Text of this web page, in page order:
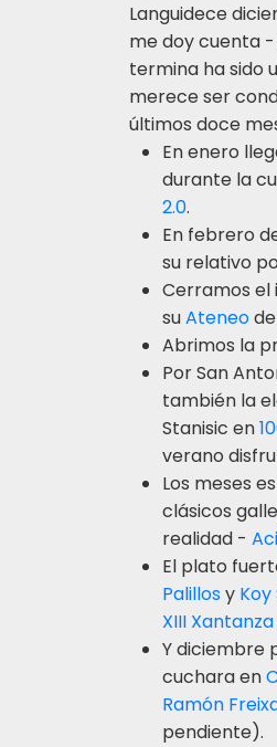
Languidece
me doy cuenta
termina ha sido
merece ser
últimos doce
En enero
durante la
2.0.
En febrero
su relativo
Cerramos el
suAteneo
Abrimos la
Por San
también la
Stanisic en
verano
Los meses
clásicos
realidad -
El plato
Palillosy Koy
XIII Xantanza
Y diciembre
cuchara en
Ramón
pendiente).